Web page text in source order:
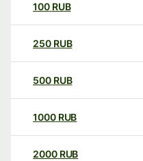
100 RUB
250 RUB
500 RUB
1000 RUB
2000 RUB